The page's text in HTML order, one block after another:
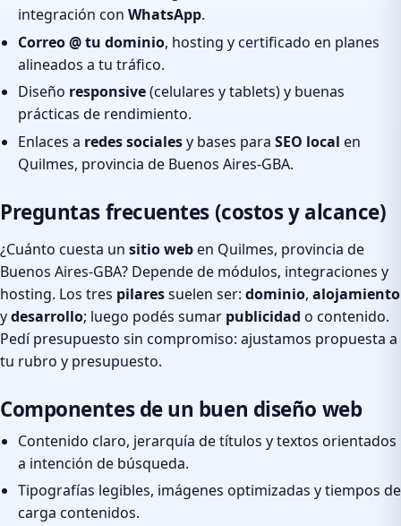
integración con WhatsApp.
Correo @ tu dominio, hosting y certificado en planes
alineados a tu tráfico.
Diseño responsive(celulares y tablets) y buenas
prácticas de rendimiento.
Enlaces a redes socialesy bases para SEO local en
Quilmes, provincia de Buenos Aires-GBA.
Preguntas frecuentes (costos y alcance)
¿Cuánto cuesta un sitio weben Quilmes, provincia de
Buenos Aires-GBA? Depende de módulos, integraciones y
hosting. Los tres pilaressuelen ser: dominio, alojamiento
ydesarrollo; luego podés sumar publicidad o contenido.
Pedí presupuesto sin compromiso: ajustamos propuesta a
tu rubro y presupuesto.
Componentes de un buen diseño web
Contenido claro, jerarquía de títulos y textos orientados
a intención de búsqueda.
Tipografías legibles, imágenes optimizadas y tiempos de
carga contenidos.